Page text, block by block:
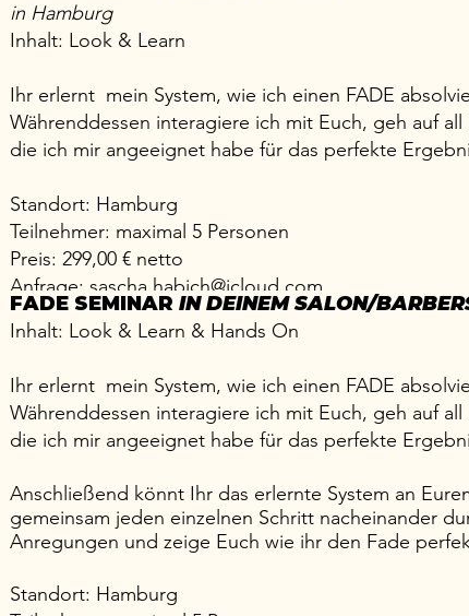
in Hamburg
Inhalt: Look & Learn
Ihr erlernt mein System, wie ich einen FADE
Währenddessen interagiere ich mit Euch, geh auf
die ich mir angeeignet habe für das perfekte
Standort: Hamburg
Teilnehmer: maximal 5 Personen
Preis: 299,00 € netto
Anfrage: sascha.habich@icloud.com
FADE SEMINARIN DEINEM SALON/
Inhalt: Look & Learn & Hands On
Ihr erlernt mein System, wie ich einen FADE
Währenddessen interagiere ich mit Euch, geh auf
die ich mir angeeignet habe für das perfekte
Anschließend könnt Ihr das erlernte System an
gemeinsam jeden einzelnen Schritt nacheinander
Anregungen und zeige Euch wie ihr den Fade
Standort: Hamburg